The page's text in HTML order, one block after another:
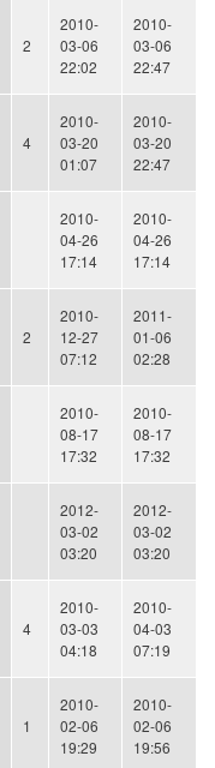
2
2010-
03-06
22:02
2010-
03-06
22:47
4
2010-
03-20
01:07
2010-
03-20
22:47
2010-
04-26
17:14
2010-
04-26
17:14
2
2010-
12-27
07:12
2011-
01-06
02:28
2010-
08-17
17:32
2010-
08-17
17:32
2012-
03-02
03:20
2012-
03-02
03:20
4
2010-
03-03
04:18
2010-
04-03
07:19
1
2010-
02-06
19:29
2010-
02-06
19:56